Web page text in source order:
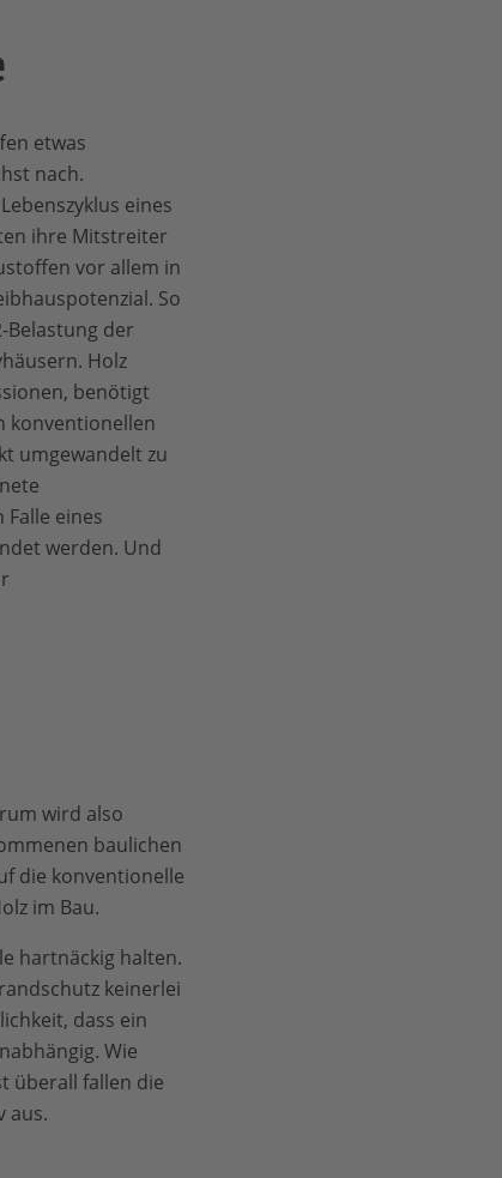
etwas
nach.
eines
ihre Mitstreiter
vor allem in
So
Belastung der
Holz
benötigt
konventionellen
umgewandelt zu
eines
werden. Und
wird also
baulichen
die konventionelle
im Bau.
hartnäckig halten.
keinerlei
dass ein
Wie
überall fallen die
aus.